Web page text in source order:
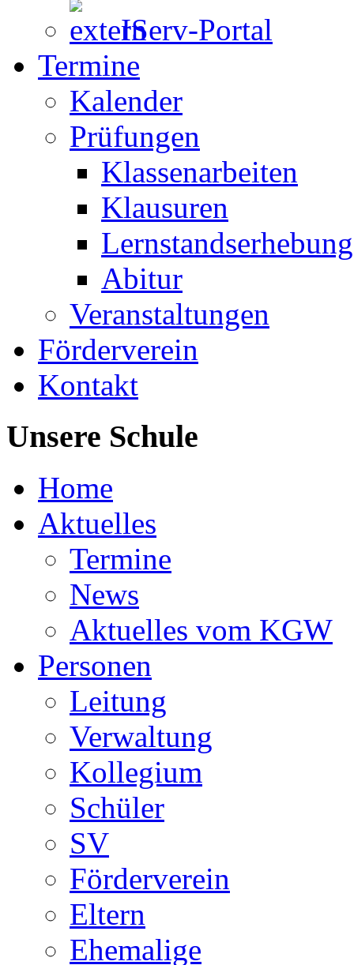
IServ-Portal
Termine
Kalender
Prüfungen
Klassenarbeiten
Klausuren
Abitur
Veranstaltungen
Förderverein
Kontakt
Unsere Schule
Home
Aktuelles
Termine
News
Aktuelles vom KGW
Personen
Leitung
Verwaltung
Kollegium
Schüler
SV
Förderverein
Eltern
Ehemalige